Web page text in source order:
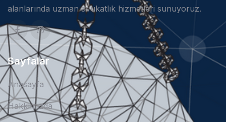
alanlarında uzman avukatlık hizmetleri sunuyoruz.
Sayfalar
Anasayfa
Hakkımızda